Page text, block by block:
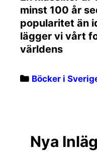
minst 100 år
popularitet än
lägger vi vårt
världens
Categories
Böcker i
Nya